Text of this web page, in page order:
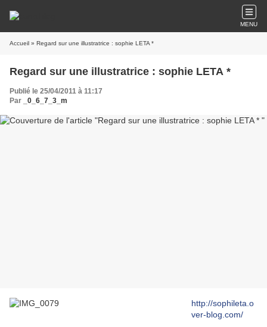
MENU
Accueil » Regard sur une illustratrice : sophie LETA *
Regard sur une illustratrice : sophie LETA *
Publié le 25/04/2011 à 11:17
Par
_0_6_7_3_m
http://sophileta.o
ver-blog.com/